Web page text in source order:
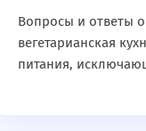
Вопросы и ответы о
вегетарианская
питания,